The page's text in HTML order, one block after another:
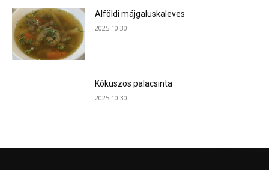
Alföldi májgaluskaleves
2025.10.30.
Kókuszos palacsinta
2025.10.30.